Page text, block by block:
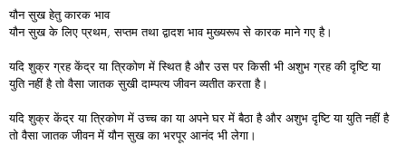
यौन सुख हेतु कारक भाव
यौन सुख के लिए प्रथम, सप्तम तथा द्वादश भाव मुख्यरूप से कारक माने गए है।
यदि शुक्र ग्रह केंद्र या त्रिकोण में स्थित है और उस पर किसी भी अशुभ ग्रह की दृष्टि या
युति नहीं है तो वैसा जातक सुखी दाम्पत्य जीवन व्यतीत करता है।
यदि शुक्र केंद्र या त्रिकोण में उच्च का या अपने घर में बैठा है और अशुभ दृष्टि या युति नहीं है
तो वैसा जातक जीवन में यौन सुख का भरपूर आनंद भी लेगा।